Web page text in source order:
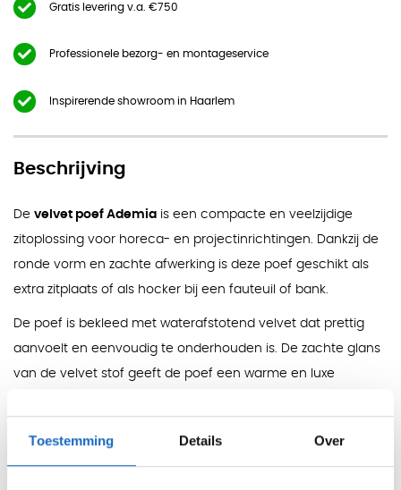
Toestemming Details Over
Gratis levering v.a. €750
Professionele bezorg- en montageservice
Inspirerende showroom in Haarlem
Beschrijving
De velvet poef Ademia is een compacte en veelzijdige
zitoplossing voor horeca- en projectinrichtingen. Dankzij de
ronde vorm en zachte afwerking is deze poef geschikt als
extra zitplaats of als hocker bij een fauteuil of bank.
De poef is bekleed met waterafstotend velvet dat prettig
aanvoelt en eenvoudig te onderhouden is. De zachte glans
van de velvet stof geeft de poef een warme en luxe